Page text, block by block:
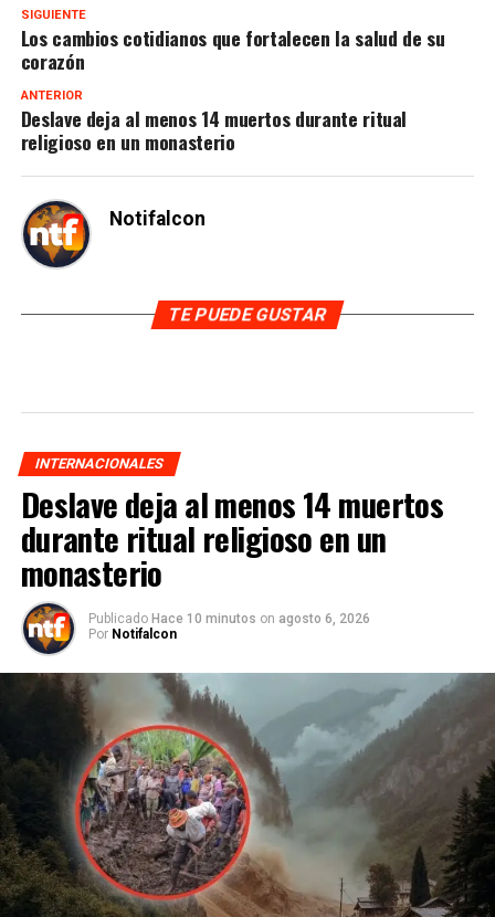
SIGUIENTE
Los cambios cotidianos que fortalecen la salud de su
corazón
ANTERIOR
Deslave deja al menos 14 muertos durante ritual
religioso en un monasterio
Notifalcon
TE PUEDE GUSTAR
INTERNACIONALES
Deslave deja al menos 14 muertos
durante ritual religioso en un
monasterio
Publicado Hace 10 minutos on agosto 6, 2026
Por Notifalcon